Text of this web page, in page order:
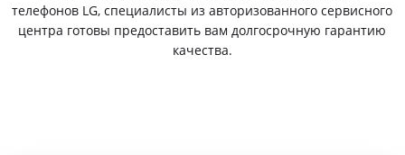
телефонов LG, специалисты из авторизованного сервисного
центра готовы предоставить вам долгосрочную гарантию
качества.